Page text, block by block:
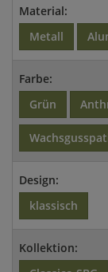
Material:
Metall
Farbe:
Grün
Design:
klassisch
Kollektion: